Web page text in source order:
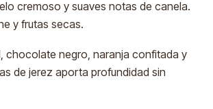
cremoso y suaves notas de canela.
y frutas secas.
chocolate negro, naranja confitada y
de jerez aporta profundidad sin